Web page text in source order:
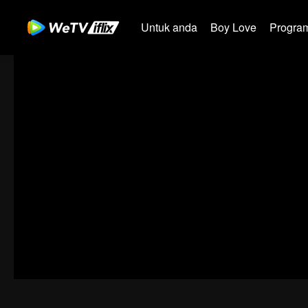
Untuk anda Boy Love